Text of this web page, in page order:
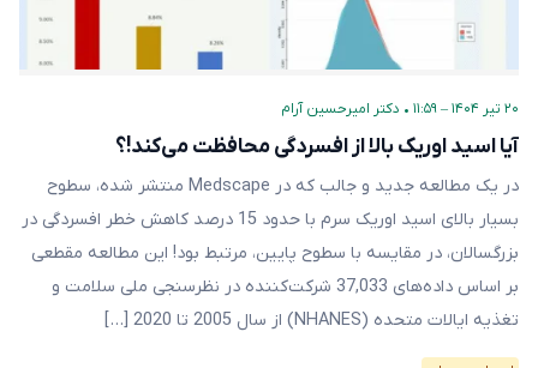
۲۰ تیر ۱۴۰۴ – ۱۱:۵۹ • دکتر امیرحسین آرام
آیا اسید اوریک بالا از افسردگی محافظت می‌کند!؟
در یک مطالعه جدید و جالب که در Medscape منتشر شده، سطوح
بسیار بالای اسید اوریک سرم با حدود 15 درصد کاهش خطر افسردگی در
بزرگسالان، در مقایسه با سطوح پایین، مرتبط بود! این مطالعه مقطعی
بر اساس داده‌های 37,033 شرکت‌کننده در نظرسنجی ملی سلامت و
تغذیه ایالات متحده (NHANES) از سال 2005 تا 2020 […]